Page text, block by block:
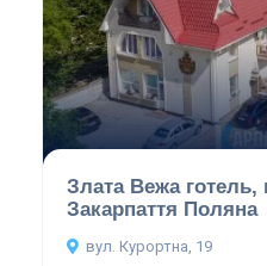
Злата Вежа готель,
Закарпаття Поляна
вул. Курортна, 19